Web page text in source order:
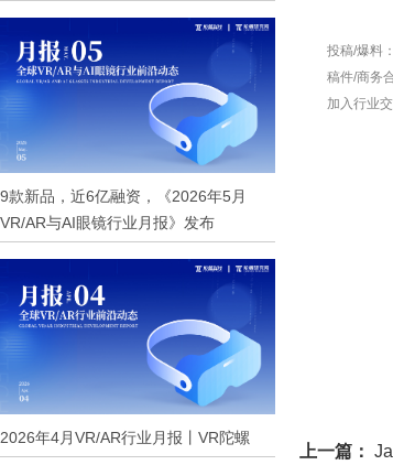
9款新品，近6亿融资，《2026年5月
VR/AR与AI眼镜行业月报》发布
2026年4月VR/AR行业月报丨VR陀螺
投稿/爆料
稿件/商务
加入行业交
上一篇：